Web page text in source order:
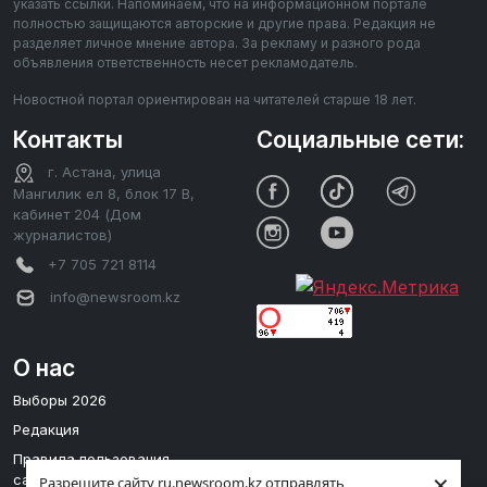
Разрешите сайту ru.newsroom.kz отправлять
указать ссылки. Напоминаем, что на информационном портале
полностью защищаются авторские и другие права. Редакция не
разделяет личное мнение автора. За рекламу и разного рода
объявления ответственность несет рекламодатель.
Новостной портал ориентирован на читателей старше 18 лет.
Контакты
г. Астана, улица
Мангилик ел 8, блок 17 В,
кабинет 204 (Дом
журналистов)
+7 705 721 8114
info@newsroom.kz
О нас
Выборы 2026
Редакция
Правила пользования
сайтом
Социальные сети: